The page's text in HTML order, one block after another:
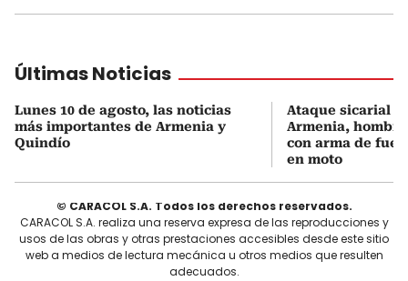
Últimas Noticias
Lunes 10 de agosto, las noticias
más importantes de Armenia y
Quindío
Ataque sicarial
Armenia,
con arma de
en moto
© CARACOL S.A. Todos los derechos reservados.
CARACOL S.A. realiza una reserva expresa de las reproducciones y
usos de las obras y otras prestaciones accesibles desde este sitio
web a medios de lectura mecánica u otros medios que resulten
adecuados.